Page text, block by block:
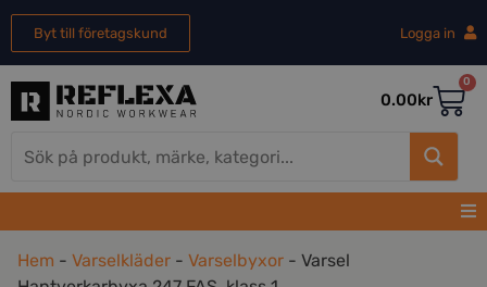
Byt till företagskund Logga in
0.00kr
0
Hem - Varselkläder - Varselbyxor - Varsel